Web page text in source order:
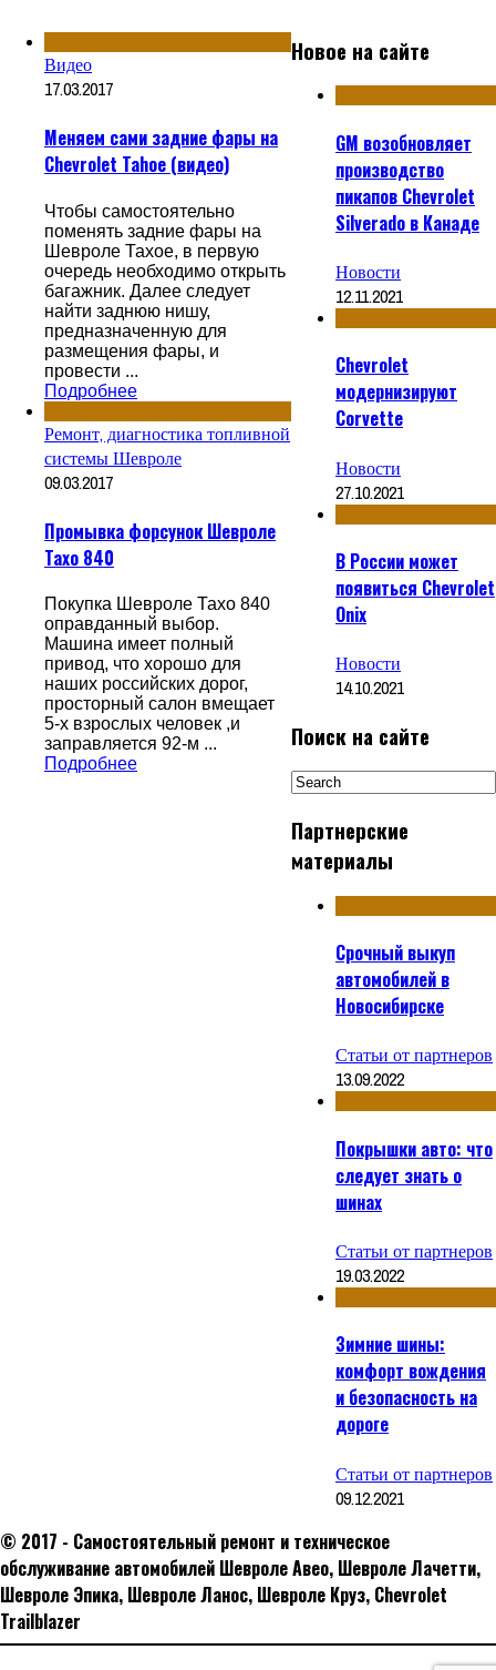
Видео
17.03.2017
Меняем сами задние фары на
Chevrolet Tahoe (видео)
Чтобы самостоятельно
поменять задние фары на
Шевроле Тахое, в первую
очередь необходимо открыть
багажник. Далее следует
найти заднюю нишу,
предназначенную для
размещения фары, и
провести ...
Подробнее
Ремонт, диагностика топливной
системы Шевроле
09.03.2017
Промывка форсунок Шевроле
Тахо 840
Покупка Шевроле Тахо 840
оправданный выбор.
Машина имеет полный
привод, что хорошо для
наших российских дорог,
просторный салон вмещает
5-х взрослых человек ,и
заправляется 92-м ...
Подробнее
Новое на сайте
GM возобновляет
производство
пикапов Chevrolet
Silverado в Канаде
Новости
12.11.2021
Chevrolet
модернизируют
Corvette
Новости
27.10.2021
В России может
появиться Chevrolet
Onix
Новости
14.10.2021
Поиск на сайте
Партнерские
материалы
Срочный выкуп
автомобилей в
Новосибирске
Статьи от партнеров
13.09.2022
Покрышки авто: что
следует знать о
шинах
Статьи от партнеров
19.03.2022
Зимние шины:
комфорт вождения
и безопасность на
дороге
Статьи от партнеров
09.12.2021
© 2017 - Самостоятельный ремонт и техническое
обслуживание автомобилей Шевроле Авео, Шевроле Лачетти,
Шевроле Эпика, Шевроле Ланос, Шевроле Круз, Сhevrolet
Trailblazer